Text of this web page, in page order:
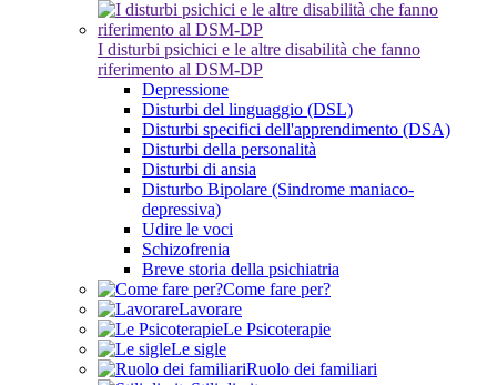
I disturbi psichici e le altre disabilità che fanno
riferimento al DSM-DP
Depressione
Disturbi del linguaggio (DSL)
Disturbi specifici dell'apprendimento (DSA)
Disturbi della personalità
Disturbi di ansia
Disturbo Bipolare (Sindrome maniaco-
depressiva)
Udire le voci
Schizofrenia
Breve storia della psichiatria
Come fare per?
Lavorare
Le Psicoterapie
Le sigle
Ruolo dei familiari